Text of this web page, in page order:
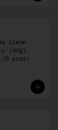
limón
(40g),
(8 pzas)